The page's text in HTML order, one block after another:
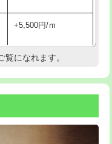
33,000円
+8,800円
+5,500円/ｍ
現地調査
覧になれます。